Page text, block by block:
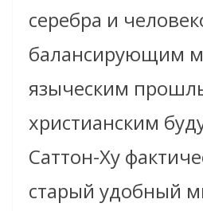
серебра и
балансирующим
языческим
христианским
Саттон-Ху
старый удобный